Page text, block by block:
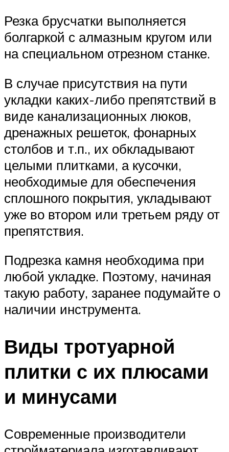
Резка брусчатки выполняется
болгаркой с алмазным кругом или
на специальном отрезном станке.
В случае присутствия на пути
укладки каких-либо препятствий в
виде канализационных люков,
дренажных решеток, фонарных
столбов и т.п., их обкладывают
целыми плитками, а кусочки,
необходимые для обеспечения
сплошного покрытия, укладывают
уже во втором или третьем ряду от
препятствия.
Подрезка камня необходима при
любой укладке. Поэтому, начиная
такую работу, заранее подумайте о
наличии инструмента.
Виды тротуарной
плитки с их плюсами
и минусами
Современные производители